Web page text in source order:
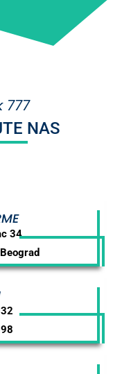
777
NAS
34